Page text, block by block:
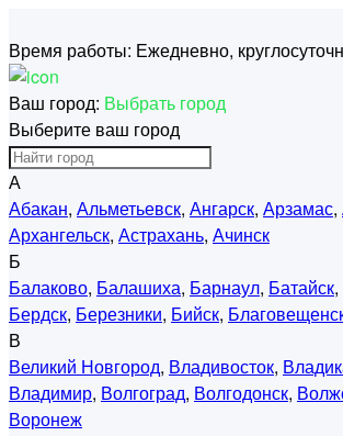
Время работы: Ежедневно,
Ваш город: Выбрать город
Выберите ваш город
А
Абакан, Альметьевск, Ангарск, Арзамас,
Архангельск, Астрахань, Ачинск
Б
Балаково, Балашиха, Барнаул, Батайск,
Бердск, Березники, Бийск,
В
Великий Новгород, Владивосток,
Владимир, Волгоград, Волгодонск,
Воронеж